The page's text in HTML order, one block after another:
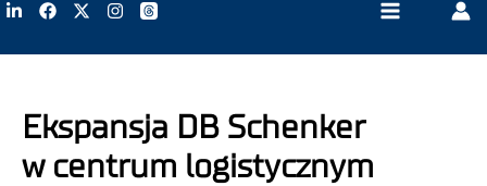
Ekspansja DB Schenker
w centrum logistycznym